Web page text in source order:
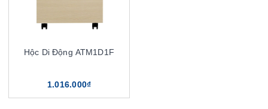
Hộc Di Động ATM1D1F
1.016.000₫